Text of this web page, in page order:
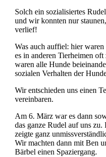
Solch ein sozialisiertes
und wir konnten nur
verlief!
Was auch auffiel: hier
es in anderen Tierheimen
waren alle Hunde
sozialen Verhalten der
Wir entschieden uns einen
vereinbaren.
Am 6. März war es dann
das ganze Rudel auf uns
zeigte ganz
Wir machten dann mit Ben
Bärbel einen Spaziergang.